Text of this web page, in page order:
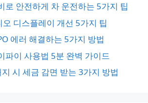
로 안전하게 차 운전하는 5가지 팁
디스플레이 개선 5가지 팁
에러 해결하는 5가지 방법
파이 사용법 5분 완벽 가이드
시 세금 감면 받는 3가지 방법